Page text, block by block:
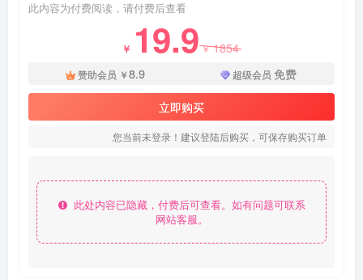
此内容为付费阅读，请付费后查看
￥ 19.9￥1854
赞助会员 ￥8.9 超级会员 免费
立即购买
您当前未登录！建议登陆后购买，可保存购买订单
此处内容已隐藏，付费后可查看。如有问题可联系
网站客服。